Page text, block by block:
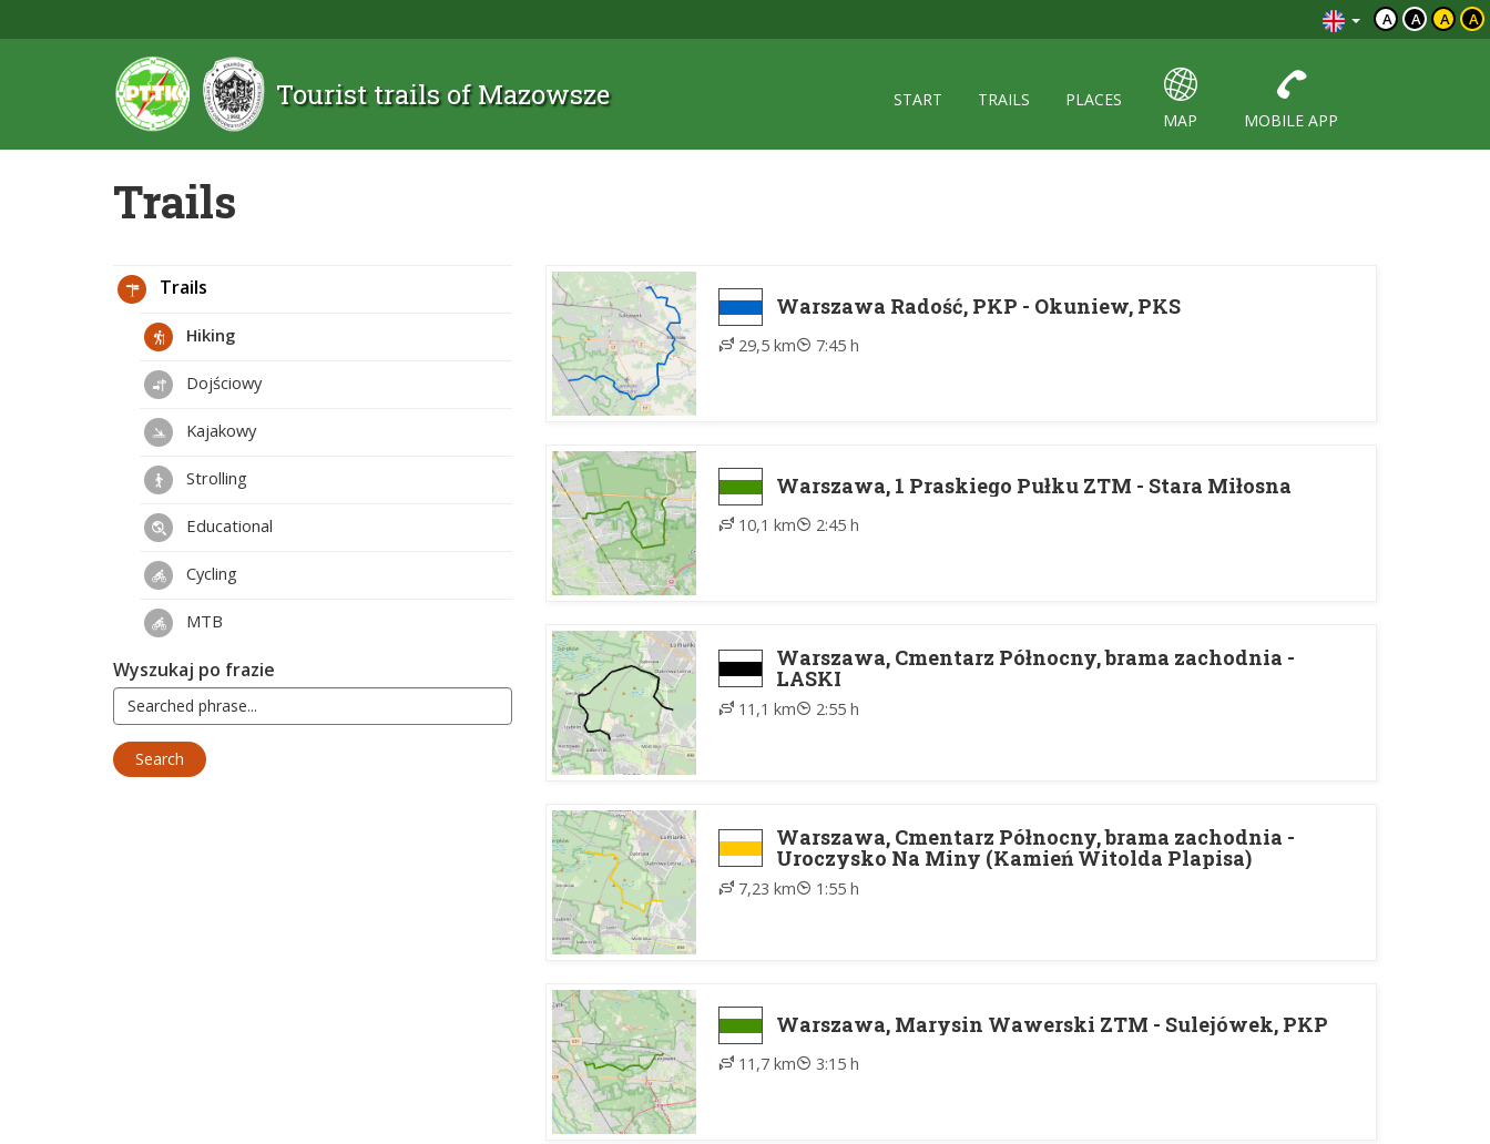
A A A A
Tourist trails of Mazowsze START TRAILS
PLACES
MAP
MOBILE APP
Trails
Warszawa Radość, PKP - Okuniew, PKS
29,5 km 7:45 h
Warszawa, 1 Praskiego Pułku ZTM - Stara Miłosna
10,1 km 2:45 h
Warszawa, Cmentarz Północny, brama zachodnia -
LASKI
11,1 km 2:55 h
Warszawa, Cmentarz Północny, brama zachodnia -
Uroczysko Na Miny (Kamień Witolda Plapisa)
7,23 km 1:55 h
Warszawa, Marysin Wawerski ZTM - Sulejówek, PKP
11,7 km 3:15 h
Trails
Hiking
Dojściowy
Kajakowy
Strolling
Educational
Cycling
MTB
Wyszukaj po frazie